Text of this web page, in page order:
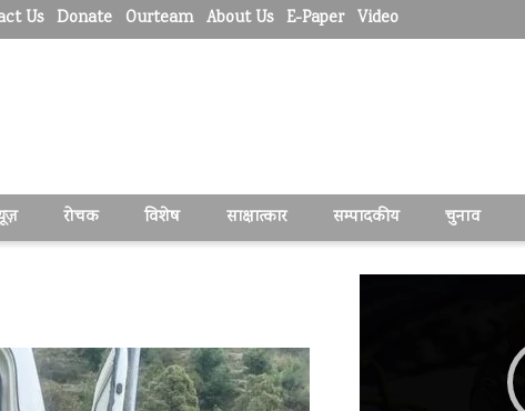
Us Donate Ourteam About Us E-Paper Video
रोचक विशेष साक्षात्कार सम्पादकीय चुनाव